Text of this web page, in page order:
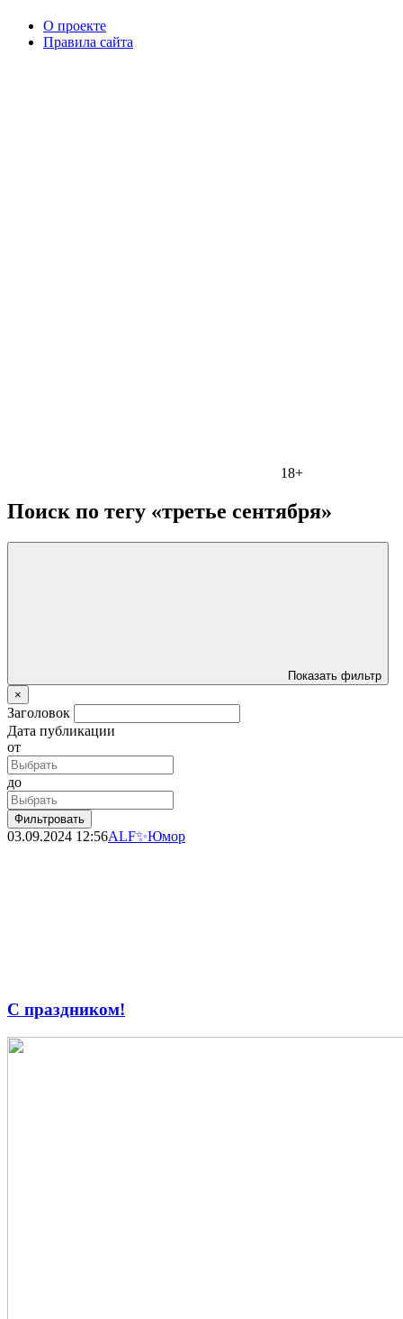
О проекте
Правила сайта
18+
Поиск по тегу «третье сентября»
Показать фильтр
×
Заголовок
Дата публикации
от
до
Фильтровать
03.09.2024 12:56ALF✨Юмор
С праздником!